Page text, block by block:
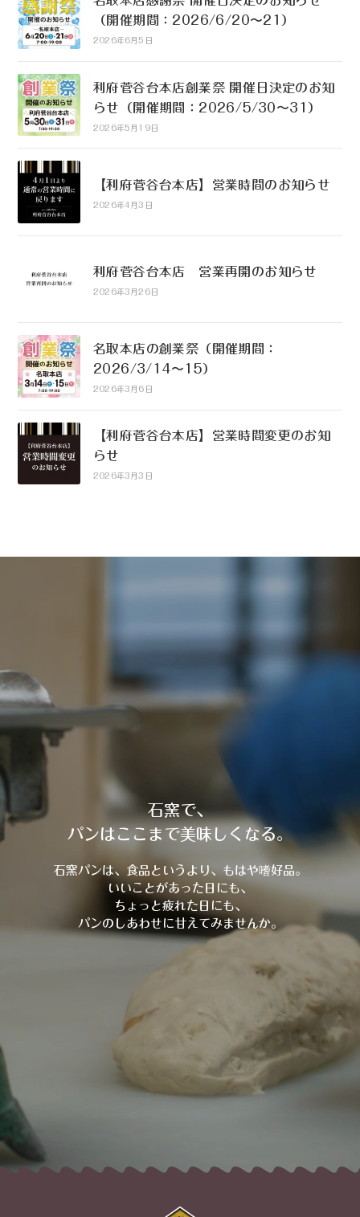
（開催期間：2026/6/20〜21）
2026年6月5日
利府菅谷台本店創業祭 開催日決定のお知
らせ（開催期間：2026/5/30〜31）
2026年5月19日
【利府菅谷台本店】営業時間のお知らせ
2026年4月3日
利府菅谷台本店 営業再開のお知らせ
2026年3月26日
名取本店の創業祭（開催期間：
2026/3/14〜15）
2026年3月6日
【利府菅谷台本店】営業時間変更のお知
らせ
2026年3月3日
石窯で、
パンはここまで美味しくなる。
石窯パンは、食品というより、もはや嗜好品。
いいことがあった日にも、
ちょっと疲れた日にも、
パンのしあわせに甘えてみませんか。